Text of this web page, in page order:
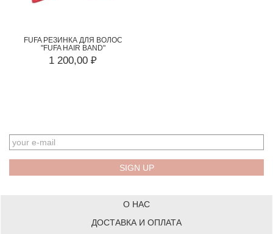
FUFA РЕЗИНКА ДЛЯ ВОЛОС
"FUFA HAIR BAND"
1 200,00 ₽
О НАС
ДОСТАВКА И ОПЛАТА